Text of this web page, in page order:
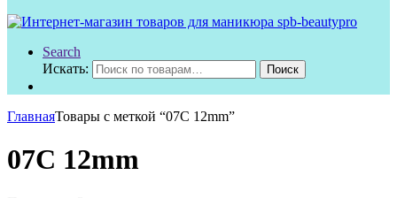
Search
Искать:
Поиск
ГлавнаяТовары с меткой “07C 12mm”
07C 12mm